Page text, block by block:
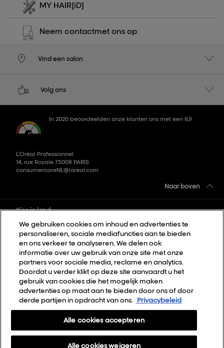
MY HAIR[iD]
Neem contactmet ons op
Vind een salon
Volg ons
In 2020 beoordeelden onze klanten ons met een 8,1!
L’Oréal Professionnel
14, rue Royale 75008 PARIS
consumercareNL@loreal.com
Naar boven
Kies je land
Sitemap
Algemene voorwaarden
Privacybeleid
Cookie Settings
Over Ons
We gebruiken cookies om inhoud en advertenties te
personaliseren, sociale mediafuncties aan te bieden
en ons verkeer te analyseren. We delen ook
informatie over uw gebruik van onze site met onze
partners voor sociale media, reclame en analytics.
Doordat u verder klikt op deze site aanvaardt u het
gebruik van cookies die het mogelijk maken
advertenties op maat aan te bieden door ons of door
derde partijen in opdracht van ons.
Privacybeleid
Alle cookies weigeren
Alle cookies accepteren